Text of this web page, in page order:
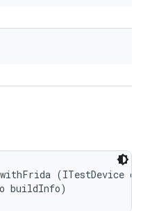
withFrida (ITestDevice
buildInfo)